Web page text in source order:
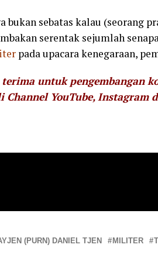
bukan sebatas kalau (seorang
serentak sejumlah
pada upacara kenegaraan,
untuk pengembangan
Channel YouTube, Instagram
(PURN) DANIEL TJEN MILITER